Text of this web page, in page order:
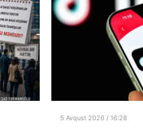
5 Avqust 2026 / 16:28